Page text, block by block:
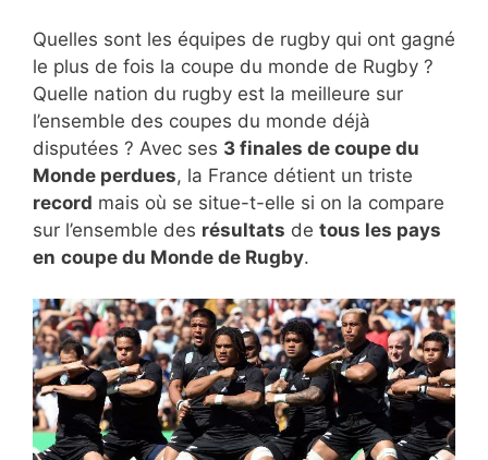
Quelles sont les équipes de rugby qui ont gagné
le plus de fois la coupe du monde de Rugby ?
Quelle nation du rugby est la meilleure sur
l’ensemble des coupes du monde déjà
disputées ? Avec ses 3 finales de coupe du
Monde perdues, la France détient un triste
record mais où se situe-t-elle si on la compare
sur l’ensemble des résultats de tous les pays
en coupe du Monde de Rugby.